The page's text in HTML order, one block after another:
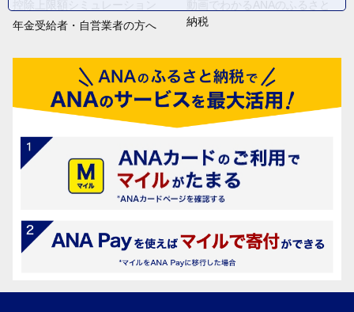
年金受給者・自営業者の方へ
納税